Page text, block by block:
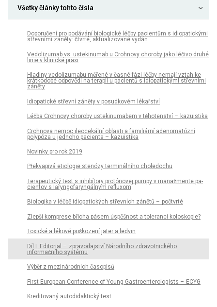
Všetky články tohto čísla
Doporučení pro podávání bio­logické léčby pa­cientům s idiopatickými
střevními záněty: čtvrté, aktualizované vydán
Vedolizumab vs. ustekinumab u Crohnovy choroby jako léčivo druhé
linie v klinické praxi
Hladiny vedolizumabu měřené v časné fázi léčby nemají vztah ke
krátkodobé odpovědi na terapii u pa­cientů s idiopatickými střevními
záněty
Idiopatické střevní záněty v posudkovém lékařství
Léčba Crohnovy choroby ustekinumabem v těhotenství – kazuistika
Crohnova nemoc ileocekální oblasti a familiární adenomatózní
polypóza u jednoho pa­cienta – kazuistika
Novinky pro rok 2019
Překvapivá etiologie stenózy terminálního choledochu
Terapeutický test s inhibítory protónovej pumpy v manažmente pa­
cientov s laryngofaryngálnym refluxom
Biologika v léčbě idiopatických střevních zánětů – počtvrté
Zlepší komprese břicha pásem úspěšnost a toleranci koloskopie?
Toxické a lékové poškození jater a ledvin
Díl I. Editorial – zpravodajství Národního zdravotnického
informačního systému
Výběr z mezinárodních časopisů
First European Conference of Young Gastroenterologists – ECYG
Kreditovaný autodidaktický test